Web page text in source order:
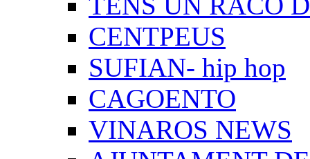
CENTPEUS
SUFIAN- hip hop
CAGOENTO
VINAROS NEWS